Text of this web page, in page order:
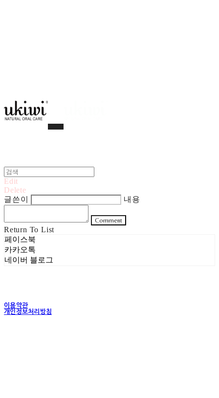
Edit
Delete
글쓴이
내용
Comment
Return To List
페이스북
카카오톡
네이버 블로그
이용약관
개인정보처리방침